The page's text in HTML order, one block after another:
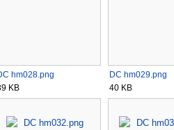
hm028.png
KB
DC hm029.png
40 KB